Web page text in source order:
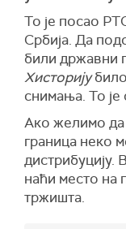
То је посао
Србија. Да
били државни
Хисторију
снимања. То је
Ако желимо
граница неко
дистрибуцију.
наћи место на
тржишта.